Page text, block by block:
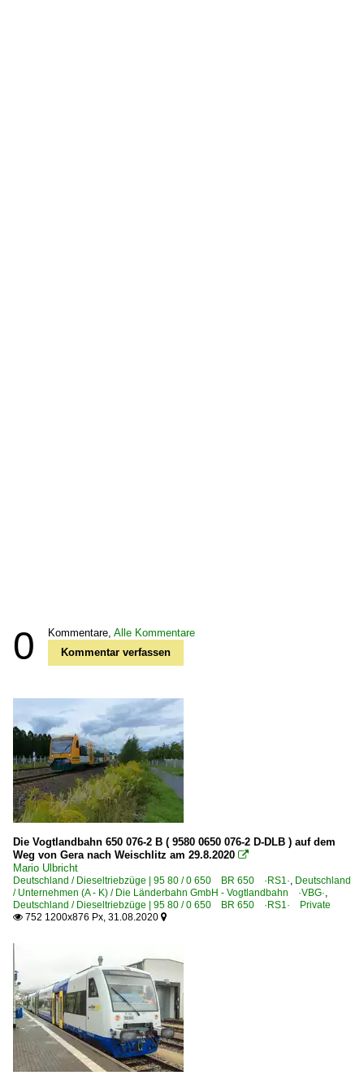
0 Kommentare, Alle Kommentare
Kommentar verfassen
Die Vogtlandbahn 650 076-2 B ( 9580 0650 076-2 D-DLB ) auf dem
Weg von Gera nach Weischlitz am 29.8.2020 
Mario Ulbricht
Deutschland / Dieseltriebzüge | 95 80 / 0 650 BR 650 ·RS1·, Deutschland
/ Unternehmen (A - K) / Die Länderbahn GmbH - Vogtlandbahn ·VBG·,
Deutschland / Dieseltriebzüge | 95 80 / 0 650 BR 650 ·RS1· Private
 752 1200x876 Px, 31.08.2020 